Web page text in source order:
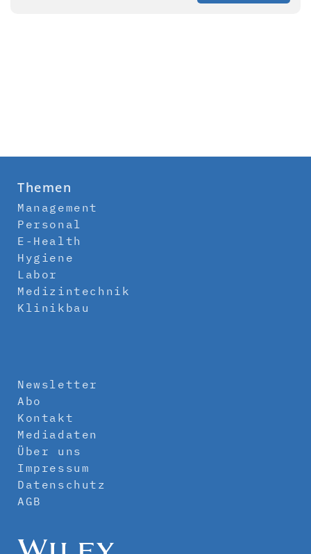
Themen
Management
Personal
E-Health
Hygiene
Labor
Medizintechnik
Klinikbau
Newsletter
Abo
Kontakt
Mediadaten
Über uns
Impressum
Datenschutz
AGB